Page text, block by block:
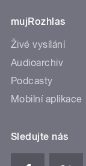
mujRozhlas
Živé vysílání
Audioarchiv
Podcasty
Mobilní aplikace
Sledujte nás